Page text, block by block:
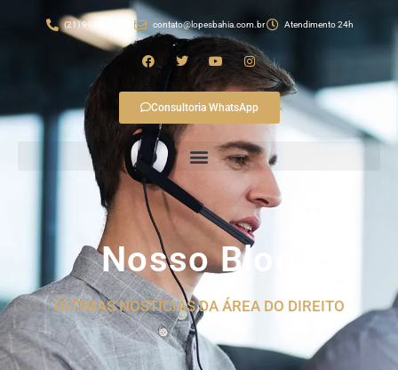
(21) 99982-4874 contato@lopesbahia.com.br Atendimento 24h
Consultoria WhatsApp
Nosso Blog
ÚLTIMAS NOSTÍCIAS DA ÁREA DO DIREITO